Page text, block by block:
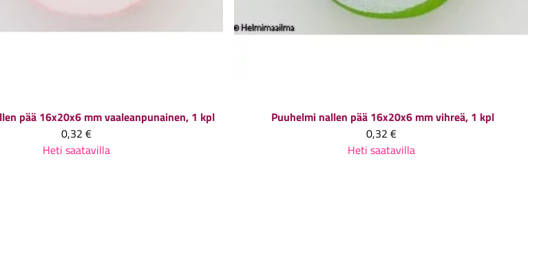
pää 16x20x6 mm vaaleanpunainen, 1 kpl
0,32 €
Heti saatavilla
Puuhelmi nallen pää 16x20x6 mm vihreä, 1 kpl
0,32 €
Heti saatavilla